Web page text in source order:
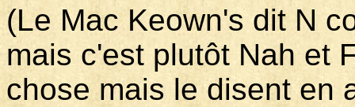
(Le Mac Keown's dit N
mais c'est plutôt Nah et
chose mais le disent en